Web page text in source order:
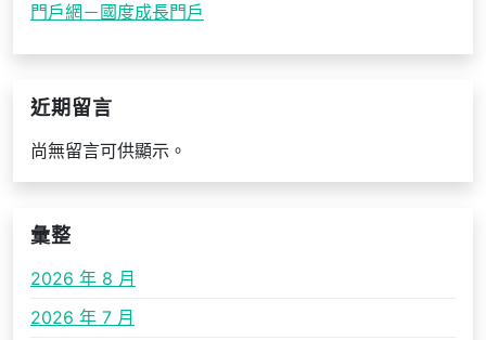
門戶網－國度成長門戶
近期留言
尚無留言可供顯示。
彙整
2026 年 8 月
2026 年 7 月